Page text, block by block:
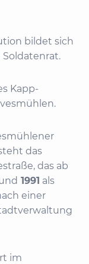
bildet sich
Soldatenrat.
Kapp-
das
das ab
1991 als
einer
im